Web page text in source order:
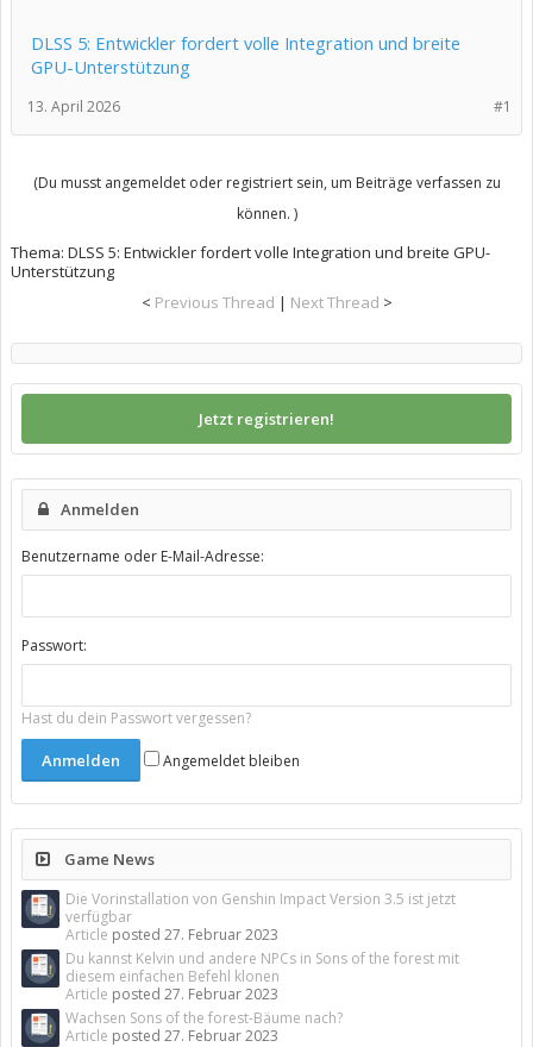
DLSS 5: Entwickler fordert volle Integration und breite
GPU-Unterstützung
#1
13. April 2026
(Du musst angemeldet oder registriert sein, um Beiträge verfassen zu
können. )
Thema: DLSS 5: Entwickler fordert volle Integration und breite GPU-
Unterstützung
< Previous Thread | Next Thread >
Jetzt registrieren!
Anmelden
Benutzername oder E-Mail-Adresse:
Passwort:
Hast du dein Passwort vergessen?
Angemeldet bleiben
Game News
Die Vorinstallation von Genshin Impact Version 3.5 ist jetzt
verfügbar
Article posted 27. Februar 2023
Du kannst Kelvin und andere NPCs in Sons of the forest mit
diesem einfachen Befehl klonen
Article posted 27. Februar 2023
Wachsen Sons of the forest-Bäume nach?
Article posted 27. Februar 2023